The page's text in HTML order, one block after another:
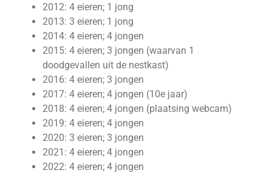
2012: 4 eieren; 1 jong
2013: 3 eieren; 1 jong
2014: 4 eieren; 4 jongen
2015: 4 eieren; 3 jongen (waarvan 1
doodgevallen uit de nestkast)
2016: 4 eieren; 3 jongen
2017: 4 eieren; 4 jongen (10e jaar)
2018: 4 eieren; 4 jongen (plaatsing webcam)
2019: 4 eieren; 4 jongen
2020: 3 eieren; 3 jongen
2021: 4 eieren; 4 jongen
2022: 4 eieren; 4 jongen